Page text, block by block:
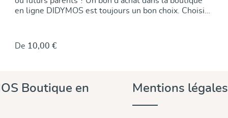
en ligne DIDYMOS est toujours un bon choix. Choisir
accessoires de portage beaux et pratiques, des
vêtements pour l'enfant, des jouets et bien plus
outils de portage. Pour commander un bon d'achat :
Choisissez la valeur du bon. Mettez l'article dans le
De 10,00 €
Boutique en
Mentions légales